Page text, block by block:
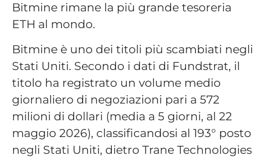
Bitmine rimane la più grande tesoreria
ETH al mondo.
Bitmine è uno dei titoli più scambiati negli
Stati Uniti. Secondo i dati di Fundstrat, il
titolo ha registrato un volume medio
giornaliero di negoziazioni pari a 572
milioni di dollari (media a 5 giorni, al 22
maggio 2026), classificandosi al 193° posto
negli Stati Uniti, dietro Trane Technologies